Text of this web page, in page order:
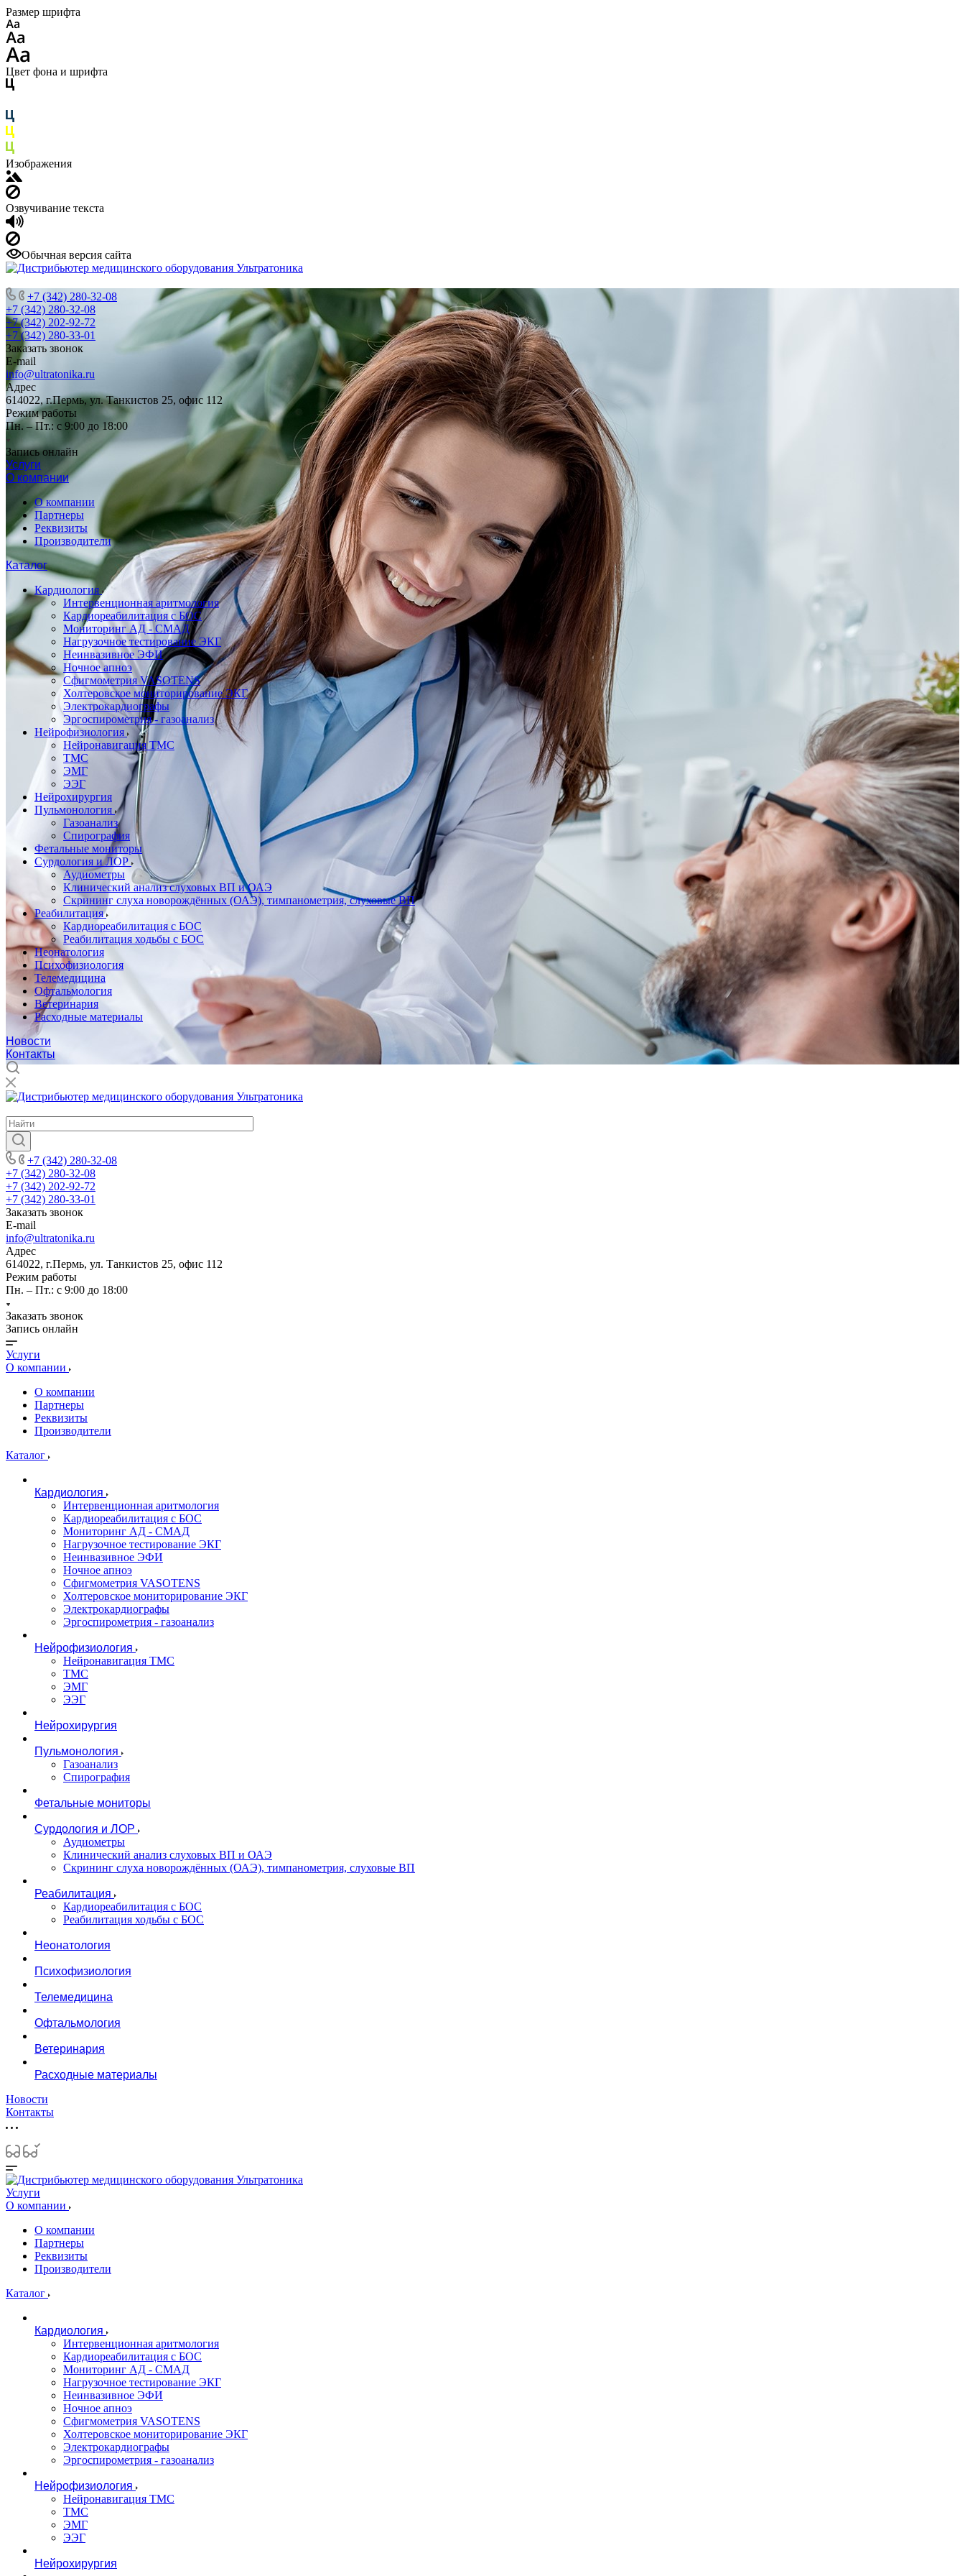
Размер шрифта
Цвет фона и шрифта
Изображения
Озвучивание текста
Обычная версия сайта
+7 (342) 280-32-08
+7 (342) 280-32-08
+7 (342) 202-92-72
+7 (342) 280-33-01
Заказать звонок
E-mail
info@ultratonika.ru
Адрес
614022, г.Пермь, ул. Танкистов 25, офис 112
Режим работы
Пн. – Пт.: с 9:00 до 18:00
Запись онлайн
Услуги
О компании
О компании
Партнеры
Реквизиты
Производители
Каталог
Кардиология
Интервенционная аритмология
Кардиореабилитация с БОС
Мониторинг АД - СМАД
Нагрузочное тестирование ЭКГ
Неинвазивное ЭФИ
Ночное апноэ
Сфигмометрия VASOTENS
Холтеровское мониторирование ЭКГ
Электрокардиографы
Эргоспирометрия - газоанализ
Нейрофизиология
Нейронавигация ТМС
ТМС
ЭМГ
ЭЭГ
Нейрохирургия
Пульмонология
Газоанализ
Спирография
Фетальные мониторы
Сурдология и ЛОР
Аудиометры
Клинический анализ слуховых ВП и ОАЭ
Скрининг слуха новорождённых (ОАЭ), тимпанометрия, слуховые ВП
Реабилитация
Кардиореабилитация с БОС
Реабилитация ходьбы с БОС
Неонатология
Психофизиология
Телемедицина
Офтальмология
Ветеринария
Расходные материалы
Новости
Контакты
+7 (342) 280-32-08
+7 (342) 280-32-08
+7 (342) 202-92-72
+7 (342) 280-33-01
Заказать звонок
E-mail
info@ultratonika.ru
Адрес
614022, г.Пермь, ул. Танкистов 25, офис 112
Режим работы
Пн. – Пт.: с 9:00 до 18:00
Заказать звонок
Запись онлайн
Услуги
О компании
О компании
Партнеры
Реквизиты
Производители
Каталог
Кардиология
Интервенционная аритмология
Кардиореабилитация с БОС
Мониторинг АД - СМАД
Нагрузочное тестирование ЭКГ
Неинвазивное ЭФИ
Ночное апноэ
Сфигмометрия VASOTENS
Холтеровское мониторирование ЭКГ
Электрокардиографы
Эргоспирометрия - газоанализ
Нейрофизиология
Нейронавигация ТМС
ТМС
ЭМГ
ЭЭГ
Нейрохирургия
Пульмонология
Газоанализ
Спирография
Фетальные мониторы
Сурдология и ЛОР
Аудиометры
Клинический анализ слуховых ВП и ОАЭ
Скрининг слуха новорождённых (ОАЭ), тимпанометрия, слуховые ВП
Реабилитация
Кардиореабилитация с БОС
Реабилитация ходьбы с БОС
Неонатология
Психофизиология
Телемедицина
Офтальмология
Ветеринария
Расходные материалы
Новости
Контакты
Услуги
О компании
О компании
Партнеры
Реквизиты
Производители
Каталог
Кардиология
Интервенционная аритмология
Кардиореабилитация с БОС
Мониторинг АД - СМАД
Нагрузочное тестирование ЭКГ
Неинвазивное ЭФИ
Ночное апноэ
Сфигмометрия VASOTENS
Холтеровское мониторирование ЭКГ
Электрокардиографы
Эргоспирометрия - газоанализ
Нейрофизиология
Нейронавигация ТМС
ТМС
ЭМГ
ЭЭГ
Нейрохирургия